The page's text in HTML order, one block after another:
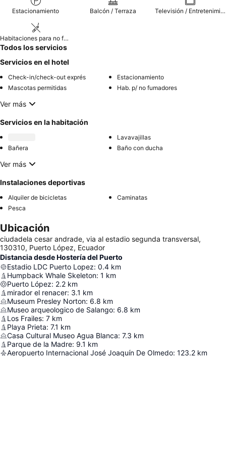
Estacionamiento Balcón / Terraza Televisión / Entretenimiento
Habitaciones para no fumadores
Todos los servicios
Servicios en el hotel
Check-in/check-out exprés
Estacionamiento
Mascotas permitidas
Hab. p/ no fumadores
Ver más
Servicios en la habitación
Lavavajillas
Bañera
Baño con ducha
Ver más
Instalaciones deportivas
Alquiler de bicicletas
Caminatas
Pesca
Ubicación
ciudadela cesar andrade, via al estadio segunda transversal,
130310, Puerto López, Ecuador
Distancia desde Hostería del Puerto
Estadio LDC Puerto Lopez: 0.4 km
Humpback Whale Skeleton: 1 km
Puerto López: 2.2 km
mirador el renacer: 3.1 km
Museum Presley Norton: 6.8 km
Museo arqueologico de Salango: 6.8 km
Los Frailes: 7 km
Playa Prieta: 7.1 km
Casa Cultural Museo Agua Blanca: 7.3 km
Parque de la Madre: 9.1 km
Aeropuerto Internacional José Joaquín De Olmedo: 123.2 km